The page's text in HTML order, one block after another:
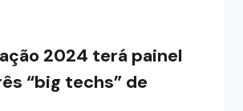
2024 terá painel
“big techs” de